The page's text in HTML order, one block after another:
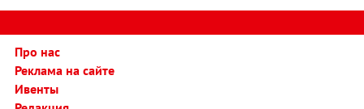
Про нас
Реклама на сайте
Ивенты